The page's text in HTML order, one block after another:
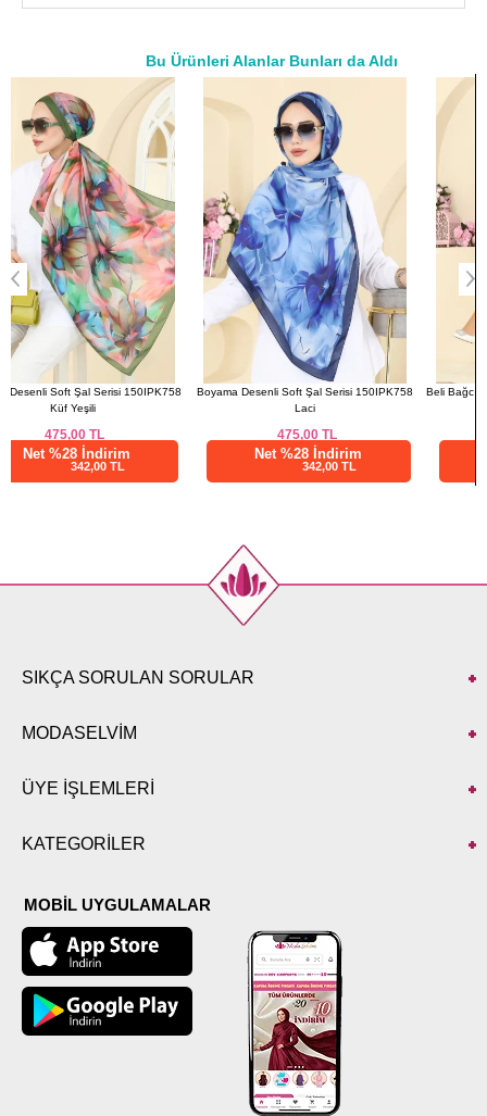
Bu Ürünleri Alanlar Bunları da Aldı
a>
Boyama Desenli Soft Şal Serisi 150IPK758
475,00
Net %28 İndirim
Beli Bağcıklı Terikoton Gömlek 3077KTR750
725,00
Net %28 İndirim
SIKÇA SORULAN SORULAR
MODASELVİM
ÜYE İŞLEMLERİ
KATEGORİLER
MOBİL UYGULAMALAR